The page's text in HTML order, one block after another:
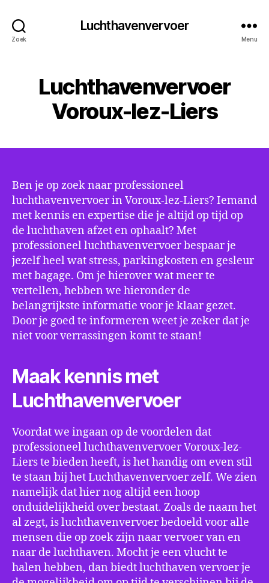
Zoek
Luchthavenvervoer
Menu
Luchthavenvervoer
Voroux-lez-Liers
Ben je op zoek naar professioneel
luchthavenvervoer in Voroux-lez-Liers? Iemand
met kennis en expertise die je altijd op tijd op
de luchthaven afzet en ophaalt? Met
professioneel luchthavenvervoer bespaar je
jezelf heel wat stress, parkingkosten en gesleur
met bagage. Om je hierover wat meer te
vertellen, hebben we hieronder de
belangrijkste informatie voor je klaar gezet.
Door je goed te informeren weet je zeker dat je
niet voor verrassingen komt te staan!
Maak kennis met
Luchthavenvervoer
Voordat we ingaan op de voordelen dat
professioneel luchthavenvervoer Voroux-lez-
Liers te bieden heeft, is het handig om even stil
te staan bij het Luchthavenvervoer zelf. We zien
namelijk dat hier nog altijd een hoop
onduidelijkheid over bestaat. Zoals de naam het
al zegt, is luchthavenvervoer bedoeld voor alle
mensen die op zoek zijn naar vervoer van en
naar de luchthaven. Mocht je een vlucht te
halen hebben, dan biedt luchthaven vervoer je